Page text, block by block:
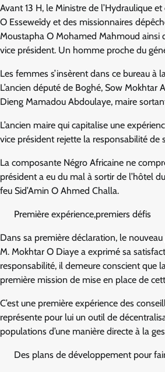
Avant 13 H, le Ministre de l’Hydraulique
O Esseweîdy et des missionnaires
Moustapha O Mohamed Mahmoud ainsi
vice président. Un homme proche du
Les femmes s’insèrent dans ce bureau à
L’ancien député de Boghé, Sow Mokhtar
Dieng Mamadou Abdoulaye, maire
L’ancien maire qui capitalise une
vice président rejette la responsabilité de
La composante Négro Africaine ne
président a eu du mal à sortir de l’hôtel
feu Sid’Amin O Ahmed Challa.
Première expérience,premiers défis
Dans sa première déclaration, le
M. Mokhtar O Diaye a exprimé sa
responsabilité, il demeure conscient que
première mission de mise en place de
C’est une première expérience des
représente pour lui un outil de
populations d’une manière directe à la
Des plans de développement pour